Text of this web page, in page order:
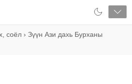
соёл › Зүүн Ази дахь Бурханы